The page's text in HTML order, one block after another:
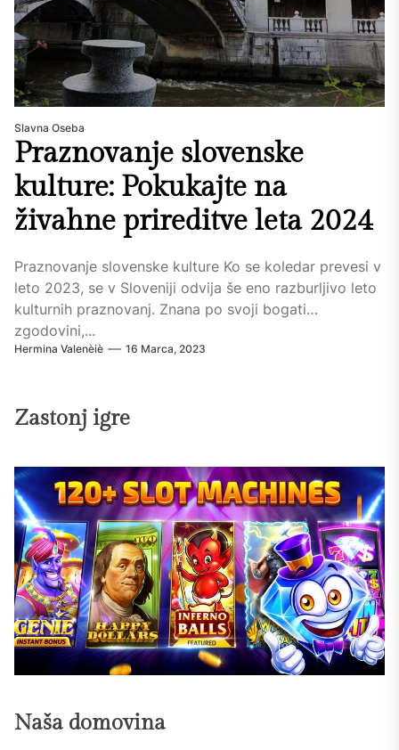
Slavna Oseba
Praznovanje slovenske
kulture: Pokukajte na
živahne prireditve leta 2024
Praznovanje slovenske kulture Ko se koledar prevesi v
leto 2023, se v Sloveniji odvija še eno razburljivo leto
kulturnih praznovanj. Znana po svoji bogati
zgodovini,...
Hermina Valenèiè 16 Marca, 2023
Zastonj igre
Naša domovina